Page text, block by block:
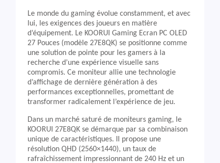
Le monde du gaming évolue constamment, et avec
lui, les exigences des joueurs en matière
d’équipement. Le KOORUI Gaming Ecran PC OLED
27 Pouces (modèle 27E8QK) se positionne comme
une solution de pointe pour les gamers à la
recherche d’une expérience visuelle sans
compromis. Ce moniteur allie une technologie
d’affichage de dernière génération à des
performances exceptionnelles, promettant de
transformer radicalement l’expérience de jeu.
Dans un marché saturé de moniteurs gaming, le
KOORUI 27E8QK se démarque par sa combinaison
unique de caractéristiques. Il propose une
résolution QHD (2560×1440), un taux de
rafraîchissement impressionnant de 240 Hz et un